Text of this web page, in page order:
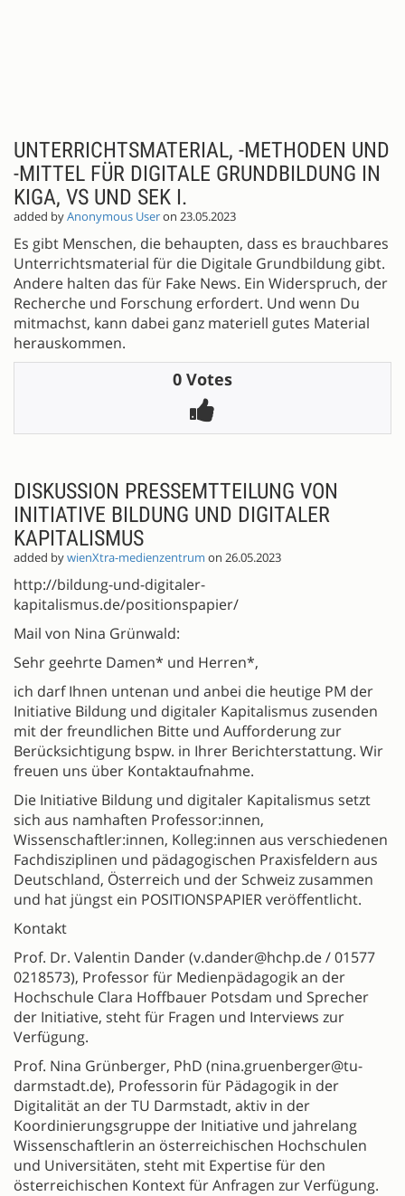
UNTERRICHTSMATERIAL, -METHODEN UND
-MITTEL FÜR DIGITALE GRUNDBILDUNG IN
KIGA, VS UND SEK I.
added byAnonymous Useron 23.05.2023
Es gibt Menschen, die behaupten, dass es brauchbares
Unterrichtsmaterial für die Digitale Grundbildung gibt.
Andere halten das für Fake News. Ein Widerspruch, der
Recherche und Forschung erfordert. Und wenn Du
mitmachst, kann dabei ganz materiell gutes Material
herauskommen.
0 Votes
DISKUSSION PRESSEMTTEILUNG VON
INITIATIVE BILDUNG UND DIGITALER
KAPITALISMUS
added bywienXtra-medienzentrum on 26.05.2023
http://bildung-und-digitaler-
kapitalismus.de/positionspapier/
Mail von Nina Grünwald:
Sehr geehrte Damen* und Herren*,
ich darf Ihnen untenan und anbei die heutige PM der
Initiative Bildung und digitaler Kapitalismus zusenden
mit der freundlichen Bitte und Aufforderung zur
Berücksichtigung bspw. in Ihrer Berichterstattung. Wir
freuen uns über Kontaktaufnahme.
Die Initiative Bildung und digitaler Kapitalismus setzt
sich aus namhaften Professor:innen,
Wissenschaftler:innen, Kolleg:innen aus verschiedenen
Fachdisziplinen und pädagogischen Praxisfeldern aus
Deutschland, Österreich und der Schweiz zusammen
und hat jüngst ein POSITIONSPAPIER veröffentlicht.
Kontakt
Prof. Dr. Valentin Dander (v.dander@hchp.de / 01577
0218573), Professor für Medienpädagogik an der
Hochschule Clara Hoffbauer Potsdam und Sprecher
der Initiative, steht für Fragen und Interviews zur
Verfügung.
Prof. Nina Grünberger, PhD (nina.gruenberger@tu-
darmstadt.de), Professorin für Pädagogik in der
Digitalität an der TU Darmstadt, aktiv in der
Koordinierungsgruppe der Initiative und jahrelang
Wissenschaftlerin an österreichischen Hochschulen
und Universitäten, steht mit Expertise für den
österreichischen Kontext für Anfragen zur Verfügung.